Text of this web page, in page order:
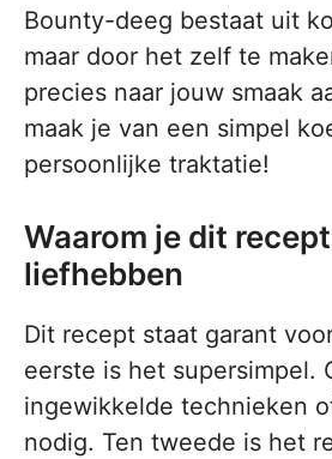
Bounty-deeg bestaat uit
maar door het zelf te
precies naar jouw smaak
maak je van een simpel
persoonlijke traktatie!
Waarom je dit
liefhebben
Dit recept staat garant
eerste is het supersimpel.
ingewikkelde technieken
nodig. Ten tweede is het